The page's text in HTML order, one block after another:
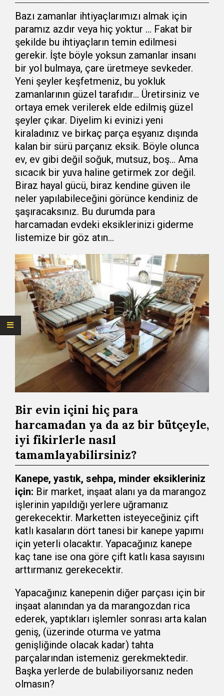
Bazı zamanlar ihtiyaçlarımızı almak için
paramız azdır veya hiç yoktur … Fakat bir
şekilde bu ihtiyaçların temin edilmesi
gerekir. İşte böyle yoksun zamanlar insanı
bir yol bulmaya, çare üretmeye sevkeder.
Yeni şeyler keşfetmeniz, bu yokluk
zamanlarının güzel tarafıdır… Üretirsiniz ve
ortaya emek verilerek elde edilmiş güzel
şeyler çıkar. Diyelim ki evinizi yeni
kiraladınız ve birkaç parça eşyanız dışında
kalan bir sürü parçanız eksik. Böyle olunca
ev, ev gibi değil soğuk, mutsuz, boş… Ama
sıcacık bir yuva haline getirmek zor değil.
Biraz hayal gücü, biraz kendine güven ile
neler yapılabileceğini görünce kendiniz de
şaşıracaksınız. Bu durumda para
harcamadan evdeki eksiklerinizi giderme
listemize bir göz atın…
Bir evin içini hiç para
harcamadan ya da az bir bütçeyle,
iyi fikirlerle nasıl
tamamlayabilirsiniz?
Kanepe, yastık, sehpa, minder eksikleriniz
için: Bir market, inşaat alanı ya da marangoz
işlerinin yapıldığı yerlere uğramanız
gerekecektir. Marketten isteyeceğiniz çift
katlı kasaların dört tanesi bir kanepe yapımı
için yeterli olacaktır. Yapacağınız kanepe
kaç tane ise ona göre çift katlı kasa sayısını
arttırmanız gerekecektir.
Yapacağınız kanepenin diğer parçası için bir
inşaat alanından ya da marangozdan rica
ederek, yaptıkları işlemler sonrası arta kalan
geniş, (üzerinde oturma ve yatma
genişliğinde olacak kadar) tahta
parçalarından istemeniz gerekmektedir.
Başka yerlerde de bulabiliyorsanız neden
olmasın?